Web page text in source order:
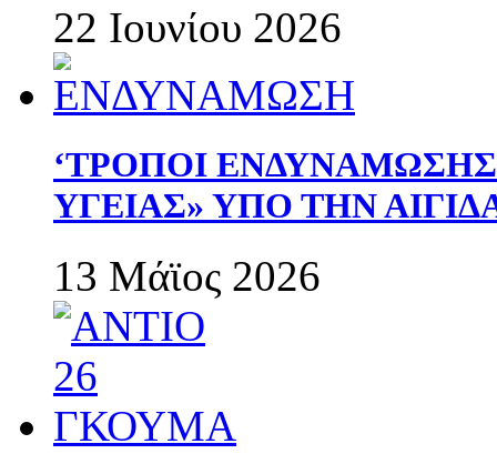
22 Ιουνίου 2026
‘ΤΡΟΠΟΙ
ΥΓΕΙΑΣ» ΥΠΟ ΤΗΝ
13 Μάϊος 2026